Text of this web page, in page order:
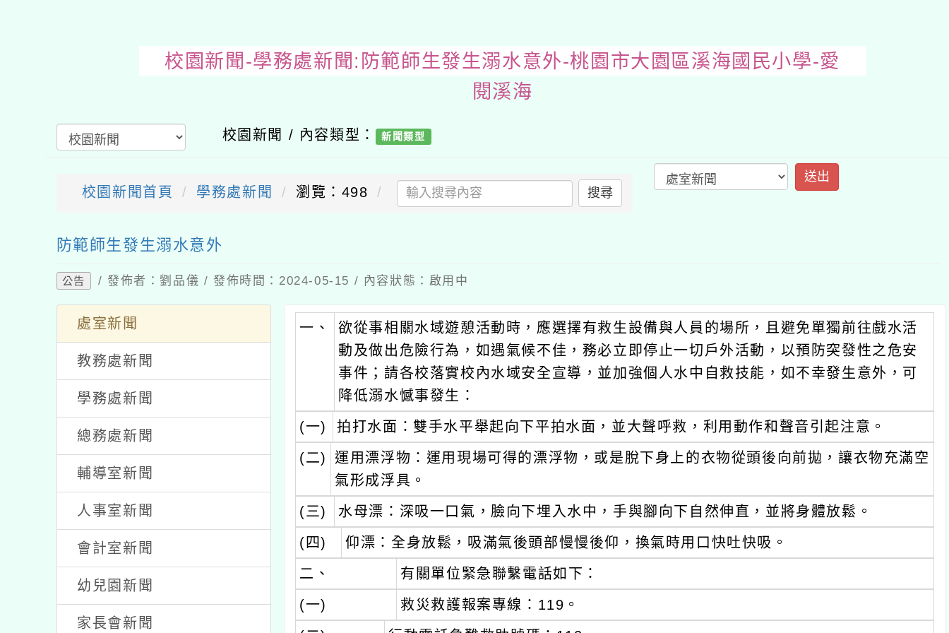
校園新聞-學務處新聞:防範師生發生溺水意外-桃園市大園區溪海國民
校園新聞 / 內容類型： 新聞類型
校園新聞首頁 學務處新聞 瀏覽：498 搜尋
送出
防範師生發生溺水意外
公告 / 發佈者：劉品儀 / 發佈時間：2024-05-15 / 內容狀態：啟用中
處室新聞
教務處新聞
學務處新聞
總務處新聞
輔導室新聞
人事室新聞
會計室新聞
幼兒園新聞
欲從事相關水域遊憩活動時，應選擇有救生設備與人員的場所，且避免單獨前往戲水活
動及做出危險行為，如遇氣候不佳，務必立即停止一切戶外活動，以預防突發性之危安
事件；請各校落實校內水域安全宣導，並加強個人水中自救技能，如不幸發生意外，可
降低溺水憾事發生：
(一)
拍打水面：雙手水平舉起向下平拍水面，並大聲呼救，利用動作和聲音引起注意。
(二) 運用漂浮物：運用現場可得的漂浮物，或是脫下身上的衣物從頭後向前拋，讓衣物充滿空
氣形成浮具。
(三)
水母漂：深吸一口氣，臉向下埋入水中，手與腳向下自然伸直，並將身體放鬆。
(四)
仰漂：全身放鬆，吸滿氣後頭部慢慢後仰，換氣時用口快吐快吸。
二、
有關單位緊急聯繫電話如下：